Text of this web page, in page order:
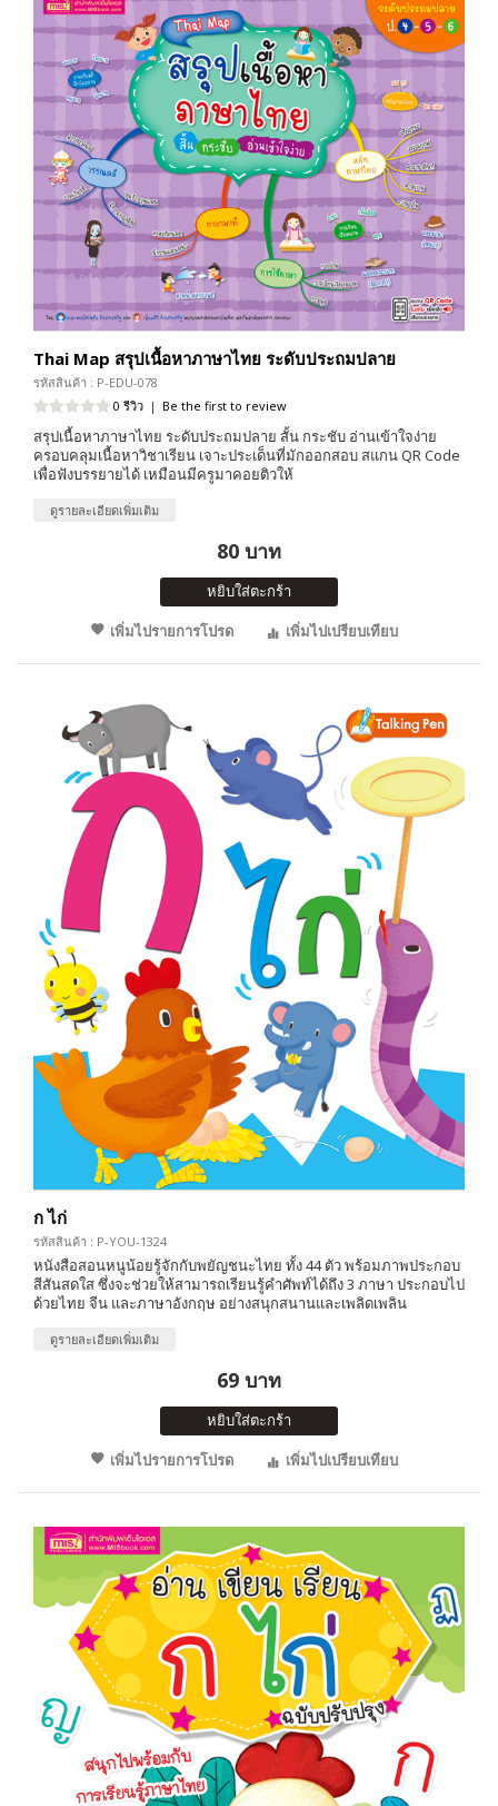
Thai Map สรุปเนื้อหาภาษาไทย ระดับประถมปลาย
รหัสสินค้า : P-EDU-078
0 รีวิว | Be the first to review
สรุปเนื้อหาภาษาไทย ระดับประถมปลาย สั้น กระชับ อ่านเข้าใจง่าย
ครอบคลุมเนื้อหาวิชาเรียน เจาะประเด็นที่มักออกสอบ สแกน QR Code
เพื่อฟังบรรยายได้ เหมือนมีครูมาคอยติวให้
ดูรายละเอียดเพิ่มเติม
80 บาท
หยิบใส่ตะกร้า
เพิ่มไปรายการโปรด
เพิ่มไปเปรียบเทียบ
ก ไก่
รหัสสินค้า : P-YOU-1324
หนังสือสอนหนูน้อยรู้จักกับพยัญชนะไทย ทั้ง 44 ตัว พร้อมภาพประกอบ
สีสันสดใส ซึ่งจะช่วยให้สามารถเรียนรู้คำศัพท์ได้ถึง 3 ภาษา ประกอบไป
ด้วยไทย จีน และภาษาอังกฤษ อย่างสนุกสนานและเพลิดเพลิน
ดูรายละเอียดเพิ่มเติม
69 บาท
หยิบใส่ตะกร้า
เพิ่มไปรายการโปรด
เพิ่มไปเปรียบเทียบ